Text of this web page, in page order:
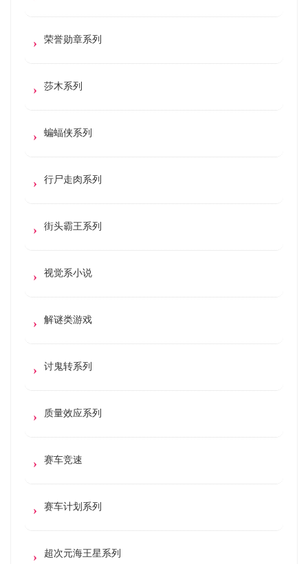
荣誉勋章系列
莎木系列
蝙蝠侠系列
行尸走肉系列
街头霸王系列
视觉系小说
解谜类游戏
讨鬼转系列
质量效应系列
赛车竞速
赛车计划系列
超次元海王星系列